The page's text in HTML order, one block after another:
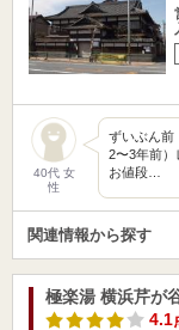
40代 女
性
ずいぶん前
2〜3年前）
お値段…
関連情報から探す
極楽湯 横浜芹が
4.1